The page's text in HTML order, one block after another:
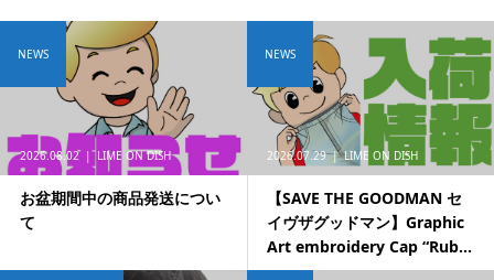
2026.08.02 LIME ON DISH
お盆期間中の商品発送につい
て
NEWS
2026.07.29 LIME ON DISH
【SAVE THE GOODMAN セ
イヴザグッドマン】Graphic
Art embroidery Cap “Rub...
NEWS